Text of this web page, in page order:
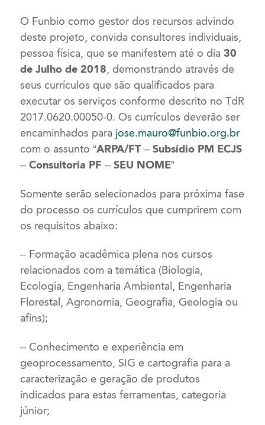
O Funbio como gestor dos recursos advindo
deste projeto, convida consultores individuais,
pessoa física, que se manifestem até o dia 30
de Julho de 2018, demonstrando através de
seus currículos que são qualificados para
executar os serviços conforme descrito no TdR
2017.0620.00050-0. Os currículos deverão ser
encaminhados para jose.mauro@funbio.org.br
com o assunto“ARPA/FT – Subsídio PM ECJS
– Consultoria PF – SEU NOME”
Somente serão selecionados para próxima fase
do processo os currículos que cumprirem com
os requisitos abaixo:
– Formação acadêmica plena nos cursos
relacionados com a temática (Biologia,
Ecologia, Engenharia Ambiental, Engenharia
Florestal, Agronomia, Geografia, Geologia ou
afins);
– Conhecimento e experiência em
geoprocessamento, SIG e cartografia para a
caracterização e geração de produtos
indicados para estas ferramentas, categoria
júnior;